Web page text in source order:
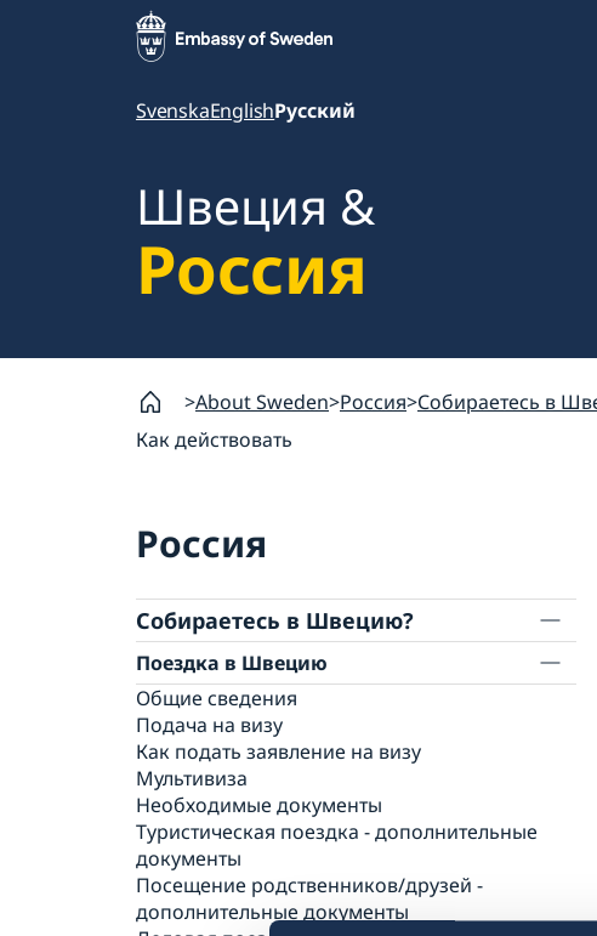
SvenskaEnglishРусский
Швеция &
Россия
About Sweden Россия Собираетесь в
Как действовать
Россия
Собираетесь в Швецию?
Поездка в Швецию
Общие сведения
Подача на визу
Как подать заявление на визу
Мультивиза
Необходимые документы
Туристическая поездка - дополнительные
документы
Посещение родственников/друзей -
дополнительные документы